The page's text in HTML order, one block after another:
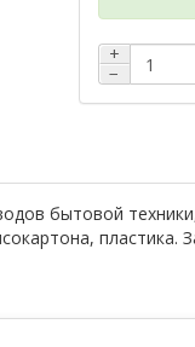
+
−
бытовой
пластика.